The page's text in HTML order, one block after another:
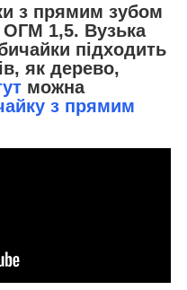
з прямим зубом
ОГМ 1,5. Вузька
підходить
як дерево,
можна
з прямим